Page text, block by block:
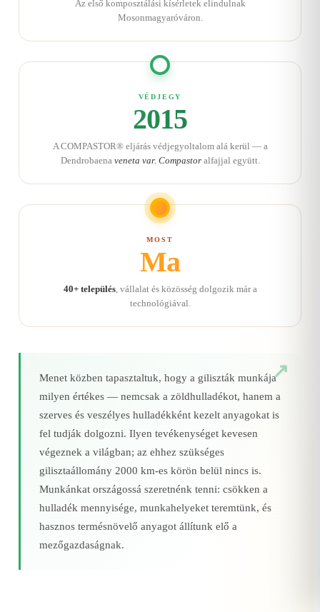
Az első komposztálási kísérletek elindulnak
Mosonmagyaróváron.
VÉDJEGY
2015
A COMPASTOR® eljárás védjegyoltalom alá kerül — a
Dendrobaena veneta var. Compastoralfajjal együtt.
MOST
Ma
40+ település, vállalat és közösség dolgozik már a
technológiával.
Menet közben tapasztaltuk, hogy a giliszták munkája
milyen értékes — nemcsak a zöldhulladékot, hanem a
szerves és veszélyes hulladékként kezelt anyagokat is
fel tudják dolgozni. Ilyen tevékenységet kevesen
végeznek a világban; az ehhez szükséges
gilisztaállomány 2000 km‑es körön belül nincs is.
Munkánkat országossá szeretnénk tenni: csökken a
hulladék mennyisége, munkahelyeket teremtünk, és
hasznos termésnövelő anyagot állítunk elő a
mezőgazdaságnak.